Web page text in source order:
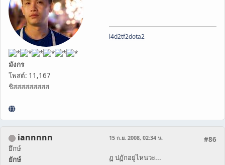
มังกร
โพสต์: 11,167
ชิสสสสสสสสส
l4d2tf2dota2
iannnnn
ยึกษ์
ยักษ์
#86
15 ก.ย. 2008, 02:34 น.
ฏ ปฏักอยู่ไหนวะ...